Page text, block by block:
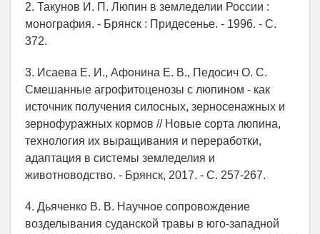
2. Такунов И. П. Люпин в земледелии России :
монография. - Брянск : Придесенье. - 1996. - С.
372.
3. Исаева Е. И., Афонина Е. В., Педосич О. С.
Смешанные агрофитоценозы с люпином - как
источник получения силосных, зерносенажных и
зернофуражных кормов // Новые сорта люпина,
технология их выращивания и переработки,
адаптация в системы земледелия и
животноводство. - Брянск, 2017. - С. 257-267.
4. Дьяченко В. В. Научное сопровождение
возделывания суданской травы в юго-западной